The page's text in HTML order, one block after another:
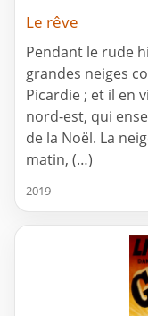
Le rêve
Pendant le rude
grandes neiges
Picardie ; et il en
nord-est, qui
de la Noël. La
matin, (…)
2019